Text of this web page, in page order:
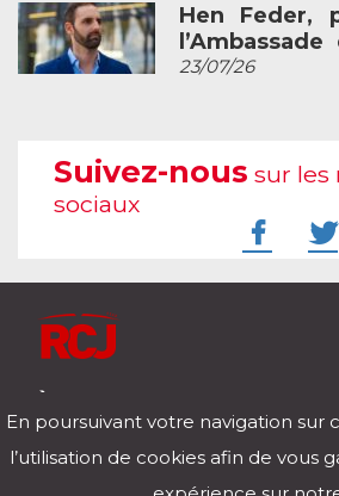
Hen Feder,
l’Ambassade
23/07/26
Suivez-nous sur les
sociaux
Télécharger notre application pour iOs et
En poursuivant votre navigation sur
l’utilisation de cookies afin de vous